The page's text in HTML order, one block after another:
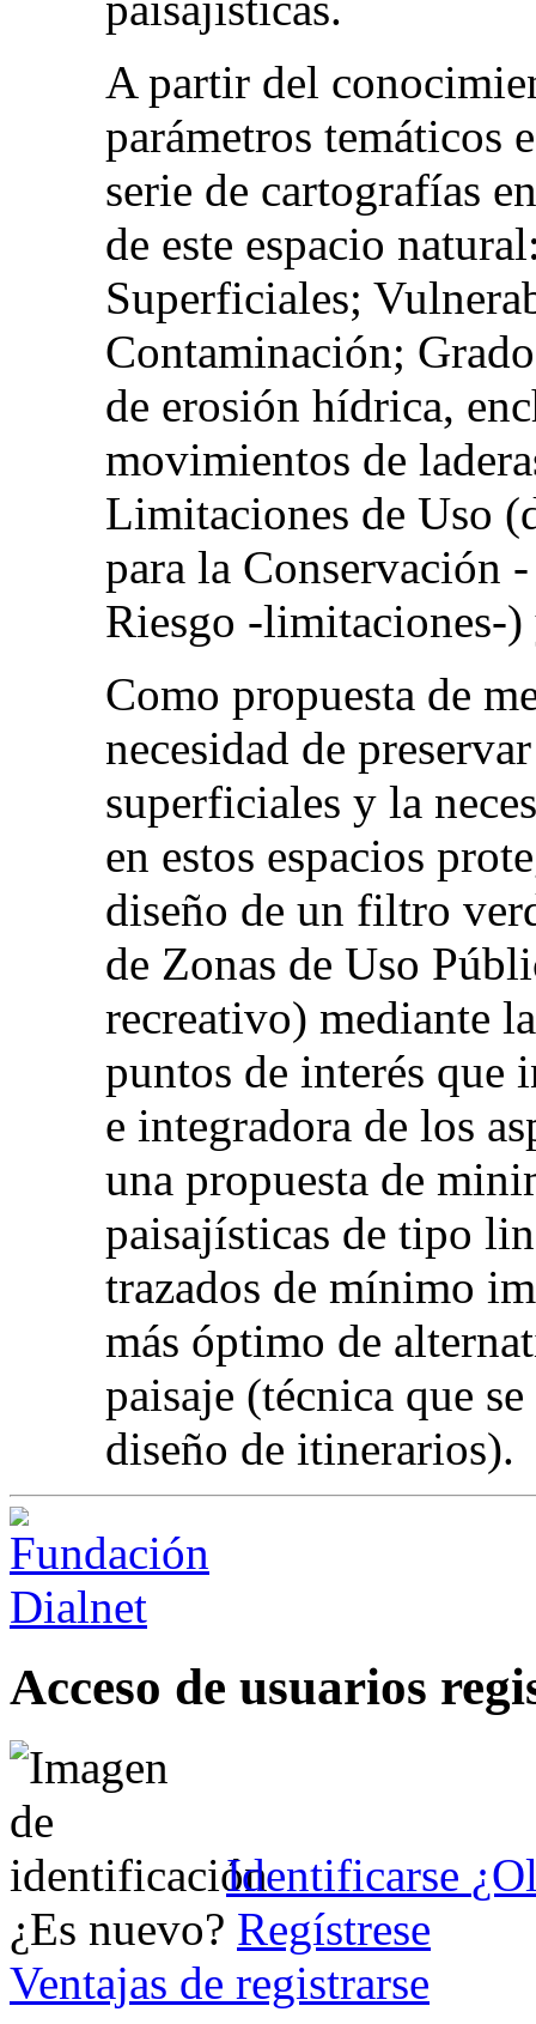
A partir del
parámetros temáticos
serie de cartografías
de este espacio
Superficiales;
Contaminación;
de erosión hídrica,
movimientos de
Limitaciones de Uso
para la Conservación
Riesgo -limitaciones-
Como propuesta de
necesidad de
superficiales y la
en estos espacios
diseño de un filtro
de Zonas de Uso
recreativo) mediante
puntos de interés
e integradora de los
una propuesta de
paisajísticas de tipo
trazados de mínimo
más óptimo de
paisaje (técnica que
diseño de itinerarios).
Acceso de usuarios
Identificarse
¿Es nuevo? Regístrese
Ventajas de registrarse